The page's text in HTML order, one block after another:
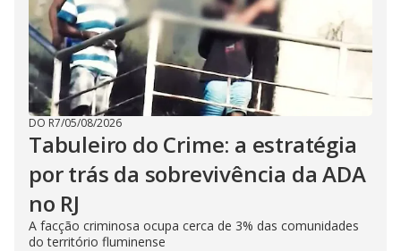
DO R7/05/08/2026
Tabuleiro do Crime: a estratégia
por trás da sobrevivência da ADA
no RJ
A facção criminosa ocupa cerca de 3% das comunidades
do território fluminense